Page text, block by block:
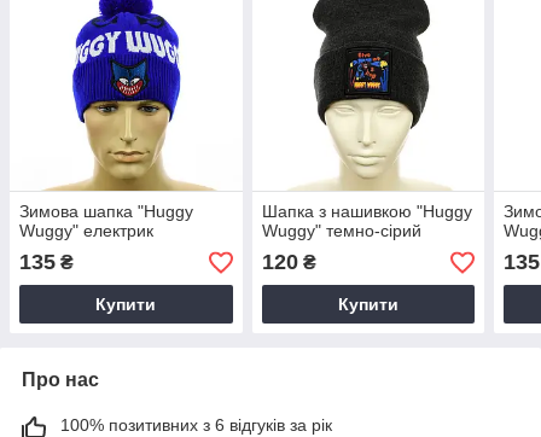
Зимова шапка "Huggy
Wuggy" електрик
135 ₴
Купити
Шапка з нашивкою "Huggy
Wuggy" темно-сірий
120₴
Купити
135
Про нас
100% позитивних з 6 відгуків за рік